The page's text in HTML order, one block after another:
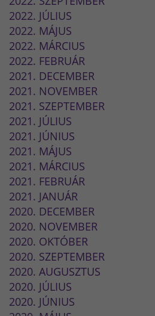
2022. JÚLIUS
2022. MÁJUS
2022. MÁRCIUS
2022. FEBRUÁR
2021. DECEMBER
2021. NOVEMBER
2021. SZEPTEMBER
2021. JÚLIUS
2021. JÚNIUS
2021. MÁJUS
2021. MÁRCIUS
2021. FEBRUÁR
2021. JANUÁR
2020. DECEMBER
2020. NOVEMBER
2020. OKTÓBER
2020. SZEPTEMBER
2020. AUGUSZTUS
2020. JÚLIUS
2020. JÚNIUS